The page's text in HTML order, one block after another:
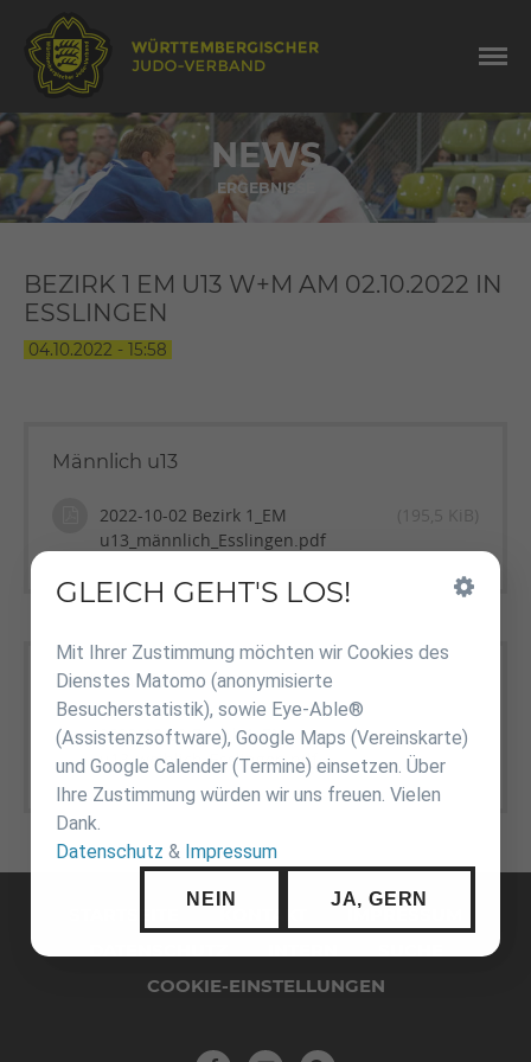
NEWS
ERGEBNISSE
BEZIRK 1 EM U13 W+M AM 02.10.2022 IN
ESSLINGEN
04.10.2022 - 15:58
Männlich u13
2022-10-02 Bezirk 1_EM
u13_männlich_Esslingen.pdf
(195,5 KiB)
Weiblich u13
2022-10-02 Bezirk 1_EM
u13_weiblich_Esslingen.pdf
(187,7 KiB)
IMPRESSUM
COOKIE-EINSTELLUNGEN
Inhalt
GLEICH GEHT'S LOS!
Mit Ihrer Zustimmung möchten wir Cookies des
Dienstes Matomo (anonymisierte
Besucherstatistik), sowie Eye-Able®
(Assistenzsoftware), Google Maps (Vereinskarte)
und Google Calender (Termine) einsetzen. Über
Ihre Zustimmung würden wir uns freuen. Vielen
Dank.
Datenschutz & Impressum
NEIN JA, GERN